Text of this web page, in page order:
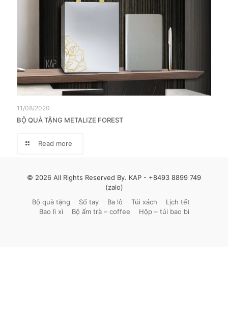
11/08/2020
BỘ QUÀ TẶNG METALIZE FOREST
Read more
© 2026 All Rights Reserved By. KAP - +8493 8899 749
(zalo)
Bộ quà tặng
Sổ tay Ba lô Túi xách
Lịch tết
Bao lì xì
Bộ ấm trà – coffee Hộp – túi bao bì